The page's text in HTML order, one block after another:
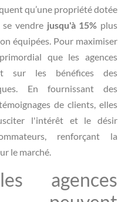
qu’une propriété dotée
vendre jusqu'à 15% plus
équipées. Pour maximiser
que les agences
sur les bénéfices des
En fournissant des
de clients, elles
l'intérêt et le désir
renforçant la
le marché.
agences